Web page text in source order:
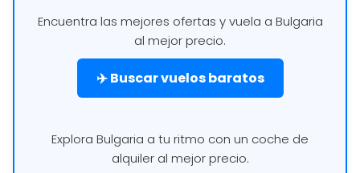
Encuentra las mejores ofertas y vuela a Bulgaria
al mejor precio.
✈️ Buscar vuelos baratos
Explora Bulgaria a tu ritmo con un coche de
alquiler al mejor precio.